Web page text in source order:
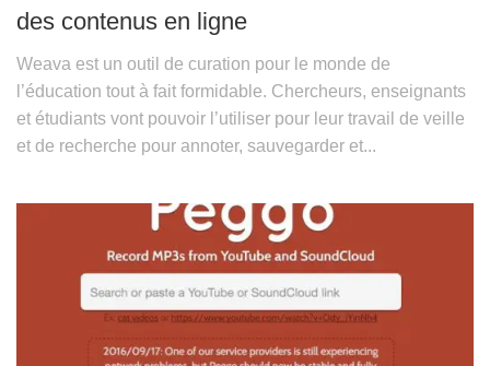
des contenus en ligne
Weava est un outil de curation pour le monde de
l’éducation tout à fait formidable. Chercheurs, enseignants
et étudiants vont pouvoir l’utiliser pour leur travail de veille
et de recherche pour annoter, sauvegarder et...